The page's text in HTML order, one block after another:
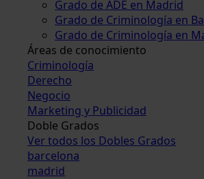
Grado de ADE en Madrid
Grado de Criminología en
Grado de Criminología en
Áreas de conocimiento
Criminología
Derecho
Negocio
Marketing y Publicidad
Doble Grados
Ver todos los Dobles Grados
barcelona
madrid